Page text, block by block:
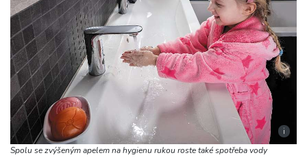
i
Spolu se zvýšeným apelem na hygienu rukou roste také spotřeba vody